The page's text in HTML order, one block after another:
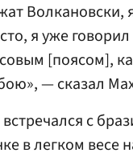
Волкановски,
я уже
[поясом],
— сказал
с
в легком весе